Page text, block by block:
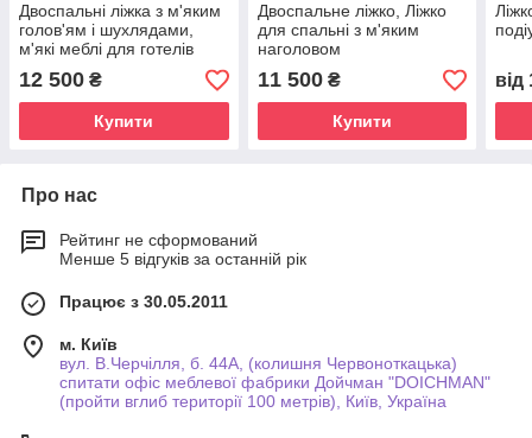
Двоспальні ліжка з м'яким
голов'ям і шухлядами,
м'які меблі для готелів
купити в Україні
12 500 ₴
Купити
Двоспальне ліжко, Ліжко
для спальні з м'яким
наголовом
11 500₴
Купити
від
Про нас
Рейтинг не сформований
Менше 5 відгуків за останній рік
Працює з 30.05.2011
м. Київ
вул. В.Черчілля, б. 44А, (колишня Червоноткацька)
спитати офіс меблевої фабрики Дойчман "DOICHMAN"
(пройти вглиб території 100 метрів), Київ, Україна